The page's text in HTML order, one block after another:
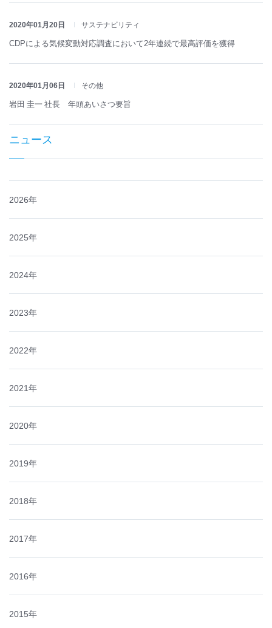
2020年01月20日 サステナビリティ
CDPによる気候変動対応調査において2年連続で最高評価を獲得
2020年01月06日 その他
岩田 圭一 社長 年頭あいさつ要旨
ニュース
2026年
2025年
2024年
2023年
2022年
2021年
2020年
2019年
2018年
2017年
2016年
2015年